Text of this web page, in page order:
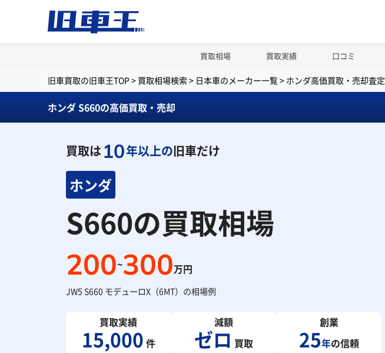
買取相場 買取実績 口コミ
旧車買取の旧車王TOP > 買取相場検索 > 日本車のメーカー一覧> ホンダ高価買取・売却査定
ホンダ S660の高価買取・売却
買取は10年以上の旧車だけ
ホンダ
S660の買取相場
200~300万円
JW5 S660 モデューロX（6MT）の相場例
買取実績
15,000 件
減額
ゼロ 買取
創業
25年の信頼